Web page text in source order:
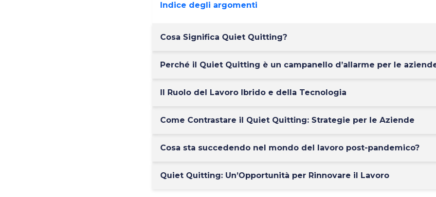
Indice degli argomenti
Cosa Significa Quiet Quitting?
Perché il Quiet Quitting è un campanello d’allarme per le
Il Ruolo del Lavoro Ibrido e della Tecnologia
Come Contrastare il Quiet Quitting: Strategie per le Aziende
Cosa sta succedendo nel mondo del lavoro post-pandemico?
Quiet Quitting: Un’Opportunità per Rinnovare il Lavoro